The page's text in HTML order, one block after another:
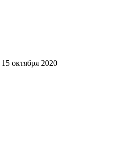
15 октября 2020